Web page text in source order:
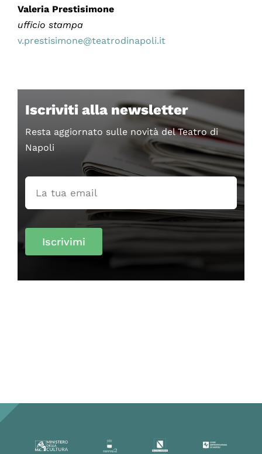
Valeria Prestisimone
ufficio stampa
v.prestisimone@teatrodinapoli.it
Iscriviti alla newsletter
Resta aggiornato sulle novità del Teatro di
Napoli
Iscrivimi